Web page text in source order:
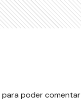
para poder comentar